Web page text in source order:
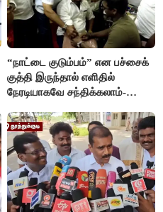
“நாட்டை குடும்பம்” என பச்சைக்
குத்தி இருந்தால் எளிதில்
நேரடியாகவே சந்திக்கலாம்-